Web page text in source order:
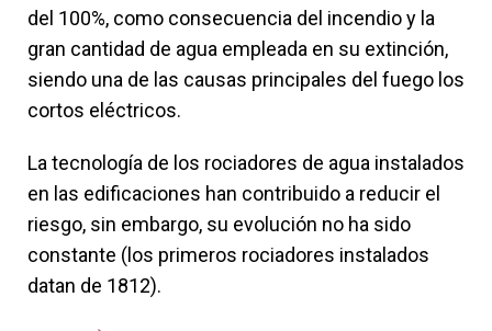
del 100%, como consecuencia del incendio y la
gran cantidad de agua empleada en su extinción,
siendo una de las causas principales del fuego los
cortos eléctricos.
La tecnología de los rociadores de agua instalados
en las edificaciones han contribuido a reducir el
riesgo, sin embargo, su evolución no ha sido
constante (los primeros rociadores instalados
datan de 1812).